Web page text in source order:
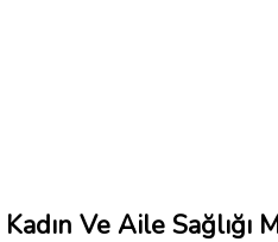
Kadın Ve Aile Sağlığı